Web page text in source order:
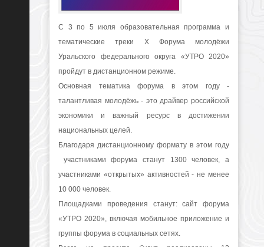
С 3 по 5 июля образовательная программа и
тематические треки X Форума молодёжи
Уральского федерального округа «УТРО 2020»
пройдут в дистанционном режиме.
Основная тематика форума в этом году -
талантливая молодёжь - это драйвер российской
экономики и важный ресурс в достижении
национальных целей.
Благодаря дистанционному формату в этом году
участниками форума станут 1300 человек, а
участниками «открытых» активностей - не менее
10 000 человек.
Площадками проведения станут: сайт форума
«УТРО 2020», включая мобильное приложение и
группы форума в социальных сетях.